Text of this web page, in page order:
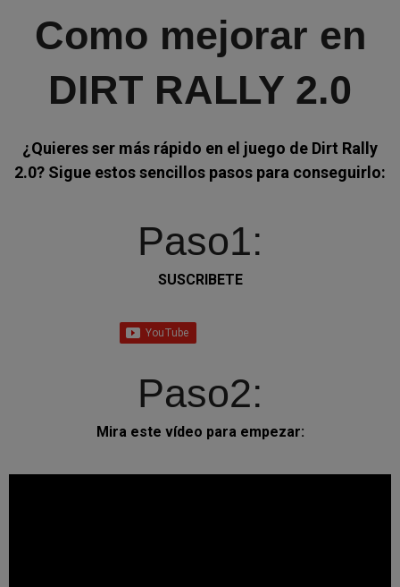
Como mejorar en
DIRT RALLY 2.0
¿Quieres ser más rápido en el juego de Dirt Rally
2.0? Sigue estos sencillos pasos para conseguirlo:
Paso1:
SUSCRIBETE
Paso2:
Mira este vídeo para empezar: